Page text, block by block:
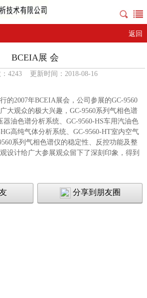
返回
BCEIA展 会
：4243 更新时间：2018-08-16
的2007年BCEIA展会，公司参展的GC-9560
大观众的极大兴趣，GC-9560系列气相色谱
器油色谱分析系统、GC-9560-HS车用汽油色
高纯气体分析系统、GC-9560-HT室内空气
系列气相色谱仪的稳定性、反控功能及整
设计给广大参展观众留下了深刻印象，得到
分享到朋友圈